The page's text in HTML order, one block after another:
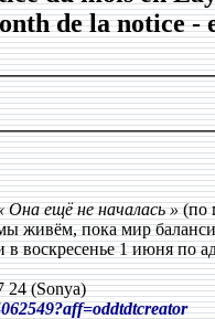
de la notice -
Она ещё не началась »(по
живём, пока мир
воскресенье 1 июня по
24‬ (Sonya)